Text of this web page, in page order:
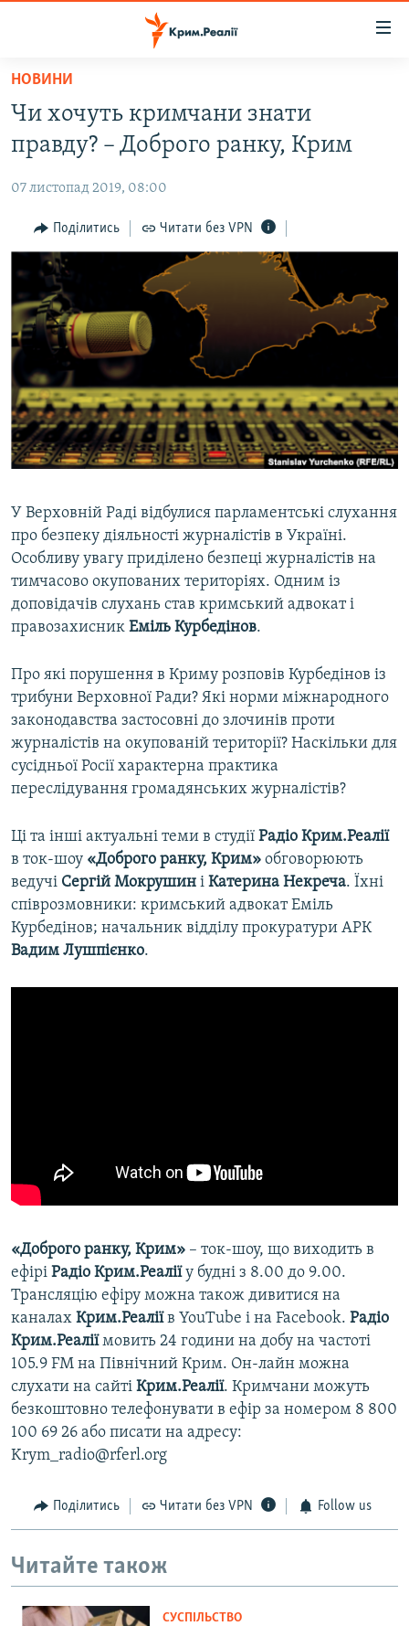
Перейти
основного
матеріалу
Перейти
до
навігації
Перейти
пошуку
ВОДА.КРИМ
ВІДЕО ТА ФОТО
ПОЛІТИКА
БЛОГИ
ПОГЛЯД
ІНТЕРВ'Ю
ВСЕ ЗА ДЕНЬ
СПЕЦПРОЕКТИ
ДЕПОРТАЦІЯ
ВІДЕОУРОКИ «ELIFBE»
СВІДЧЕННЯ ОКУПАЦІЇ
ІНФОГРАФІКА
ЯК ОБІЙТИ БЛОКУВАННЯ
Русский
Qırımtatar
ДОЛУЧАЙСЯ!
Усі сайти RFE/RL
НОВИНИ
Чи хочуть кримчани знати
правду? – Доброго ранку, Крим
07 листопад 2019, 08:00
Поділитись Читати без VPN
У Верховній Раді відбулися парламентські слухання
про безпеку діяльності журналістів в Україні.
Особливу увагу приділено безпеці журналістів на
тимчасово окупованих територіях. Одним із
доповідачів слухань став кримський адвокат і
правозахисник Еміль Курбедінов.
Про які порушення в Криму розповів Курбедінов із
трибуни Верховної Ради? Які норми міжнародного
законодавства застосовні до злочинів проти
журналістів на окупованій території? Наскільки для
сусідньої Росії характерна практика
переслідування громадянських журналістів?
Ці та інші актуальні теми в студії Радіо Крим.Реалії
в ток-шоу «Доброго ранку, Крим» обговорюють
ведучі Сергій Мокрушин і Катерина Некреча. Їхні
співрозмовники: кримський адвокат Еміль
Курбедінов; начальник відділу прокуратури АРК
Вадим Лушпієнко.
«Доброго ранку, Крим» – ток-шоу, що виходить в
ефірі Радіо Крим.Реаліїу будні з 8.00 до 9.00.
Трансляцію ефіру можна також дивитися на
каналах Крим.Реаліїв YouTube і на Facebook. Радіо
Крим.Реаліїмовить 24 години на добу на частоті
105.9 FM на Північний Крим. Он-лайн можна
слухати на сайті Крим.Реалії. Кримчани можуть
безкоштовно телефонувати в ефір за номером 8 800
100 69 26 або писати на адресу:
Krym_radio@rferl.org
Поділитись Читати без VPN Follow us
Читайте також
СУСПІЛЬСТВО